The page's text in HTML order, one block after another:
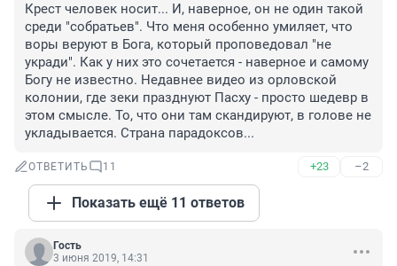
Крест человек носит... И, наверное, он не один такой
среди "собратьев". Что меня особенно умиляет, что
воры веруют в Бога, который проповедовал "не
укради". Как у них это сочетается - наверное и самому
Богу не известно. Недавнее видео из орловской
колонии, где зеки празднуют Пасху - просто шедевр в
этом смысле. То, что они там скандируют, в голове не
укладывается. Страна парадоксов...
ОТВЕТИТЬ 11 +23 –2
Показать ещё 11 ответов
Гость
3 июня 2019, 14:31